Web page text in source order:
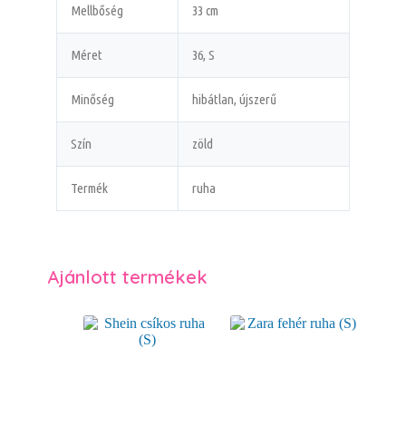
Mellbőség 33 cm
Méret 36, S
Minőség hibátlan, újszerű
Szín zöld
Termék ruha
Ajánlott termékek